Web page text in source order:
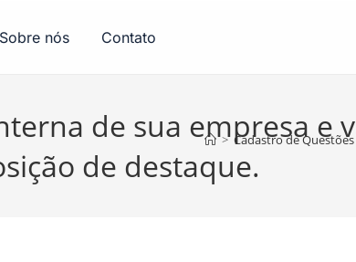
Sobre nós Contato
de sua empresa e
de destaque.
> Cadastro de Questões